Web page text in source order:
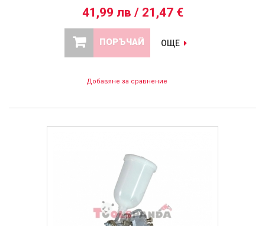
41,99 лв / 21,47 €
ПОРЪЧАЙ ОЩЕ
Добавяне за сравнение